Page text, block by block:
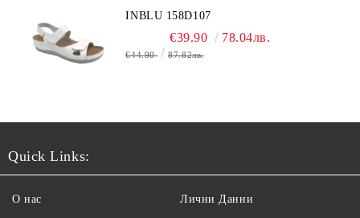
INBLU 158D107
€39.90 78.04лв.
€44.90 87.82лв.
Quick Links:
О нас Лични Данни